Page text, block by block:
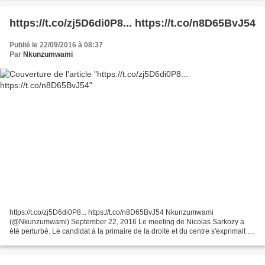
https://t.co/zj5D6di0P8... https://t.co/n8D65BvJ54
Publié le 22/09/2016 à 08:37
Par Nkunzumwami
https://t.co/zj5D6di0P8... https://t.co/n8D65BvJ54 Nkunzumwami
(@Nkunzumwami) September 22, 2016 Le meeting de Nicolas Sarkozy a
été perturbé. Le candidat à la primaire de la droite et du centre s'exprimait à